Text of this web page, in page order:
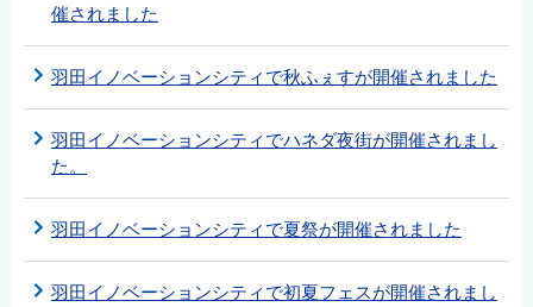
催されました
羽田イノベーションシティで秋ふぇすが開催されました
羽田イノベーションシティでハネダ夜街が開催されまし
た。
羽田イノベーションシティで夏祭が開催されました
羽田イノベーションシティで初夏フェスが開催されまし